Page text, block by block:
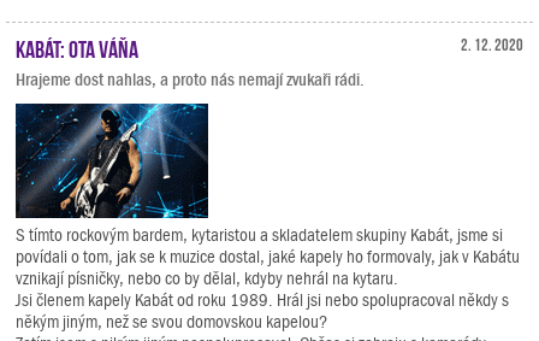
2. 12. 2020
Kabát: Ota Váňa
Hrajeme dost nahlas, a proto nás nemají zvukaři rádi.
S tímto rockovým bardem, kytaristou a skladatelem skupiny Kabát, jsme si
povídali o tom, jak se k muzice dostal, jaké kapely ho formovaly, jak v Kabátu
vznikají písničky, nebo co by dělal, kdyby nehrál na kytaru.
Jsi členem kapely Kabát od roku 1989. Hrál jsi nebo spolupracoval někdy s
někým jiným, než se svou domovskou kapelou?